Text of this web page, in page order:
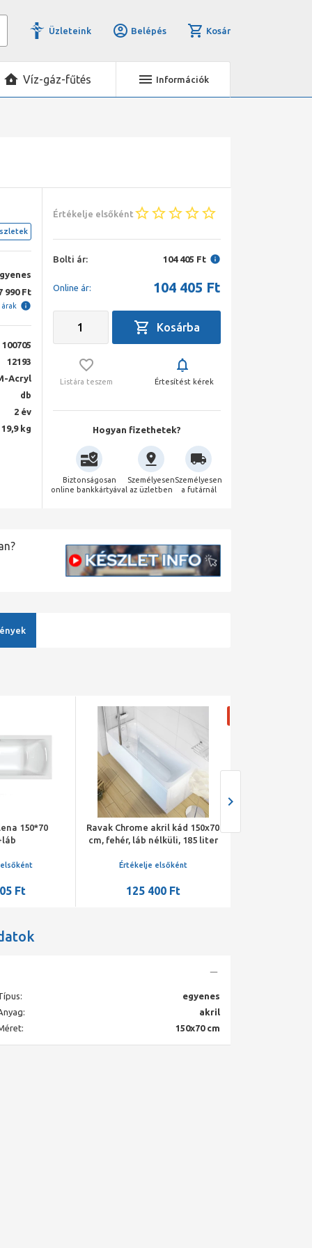
Üzleteink Belépés Kosár
Víz-gáz-fűtés Információk
990 Ft
100705
12193
Acryl
db
2 év
19,9 kg
Értékelje elsőként
Bolti ár: 104 405 Ft
Online ár: 104 405 Ft
Listára teszem Értesítést kérek
Hogyan fizethetek?
Biztonságosan
online bankkártyával
Személyesen
az üzletben
Személyesen
a futárnál
150*70
Ft
Ravak Chrome akril kád 150x70
cm, fehér, láb nélküli, 185 liter
Értékelje elsőként
125 400 Ft
egyenes
akril
150x70 cm